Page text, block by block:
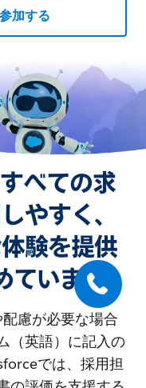
加する
べての求
やすく、
験を提供
ています
慮が必要な場合
（英語）に記入の
では、採用担